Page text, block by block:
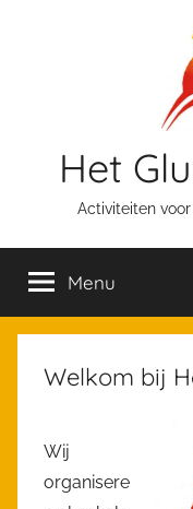
Het
Activiteiten
Menu
Welkom bij
Wij
organisere